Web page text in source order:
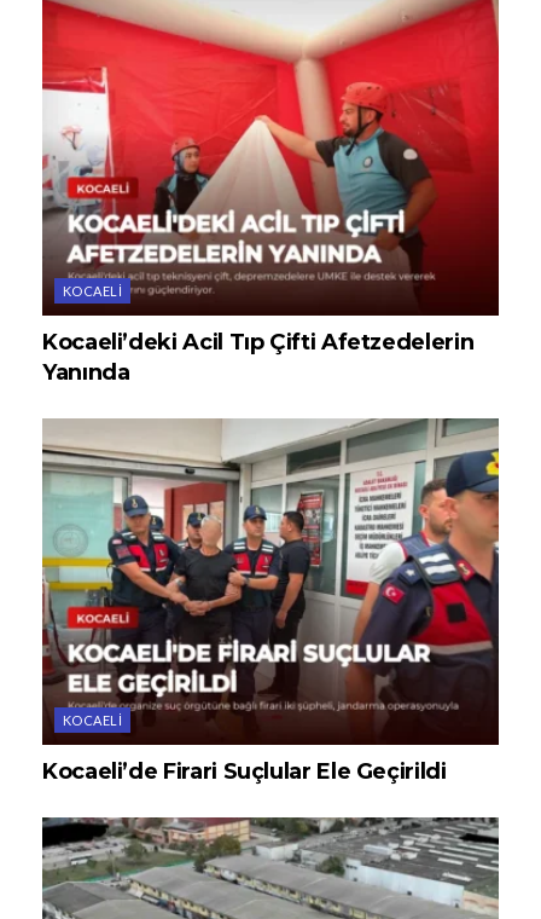
KOCAELI
Kocaeli’deki Acil Tıp Çifti Afetzedelerin
Yanında
KOCAELI
Kocaeli’de Firari Suçlular Ele Geçirildi